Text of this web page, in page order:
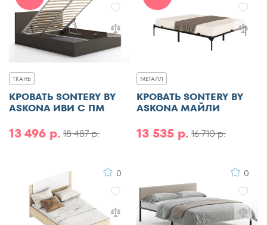
ТКАНЬ
КРОВАТЬ SONTERY BY
ASKONA ИВИ С ПМ
18 487 р.
13 496 р.
МЕТАЛЛ
КРОВАТЬ SONTERY BY
ASKONA МАЙЛИ
16 710 р.
13 535 р.
0 0